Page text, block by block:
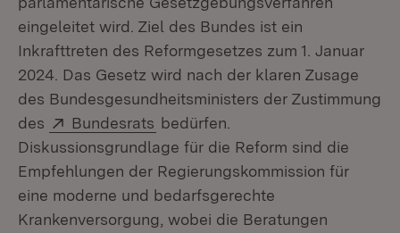
eingeleitet wird. Ziel des Bundes ist ein
Inkrafttreten des Reformgesetzes zum 1. Januar
2024. Das Gesetz wird nach der klaren Zusage
des Bundesgesundheitsministers der Zustimmung
des
Extern:
Bundesrats (Öffnet in neuem Fenster)
bedürfen.
Diskussionsgrundlage für die Reform sind die
Empfehlungen der Regierungskommission für
eine moderne und bedarfsgerechte
Krankenversorgung, wobei die Beratungen